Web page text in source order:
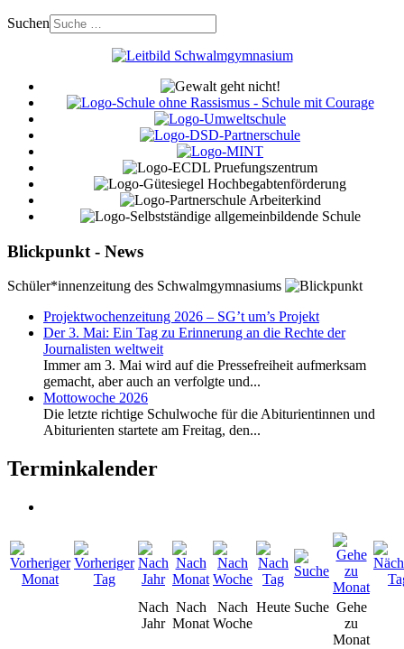
Suchen
Blickpunkt - News
Schüler*innenzeitung des Schwalmgymnasiums
Projektwochenzeitung 2026 – SG’t um’s Projekt
Der 3. Mai: Ein Tag zu Erinnerung an die Rechte der
Journalisten weltweit
Immer am 3. Mai wird auf die Pressefreiheit aufmerksam
gemacht, aber auch an verfolgte und...
Mottowoche 2026
Die letzte richtige Schulwoche für die Abiturientinnen und
Abiturienten startete am Freitag, den...
Terminkalender
Nach
Jahr
Nach
Monat
Nach
Woche
Heute Suche Gehe
zu
Monat